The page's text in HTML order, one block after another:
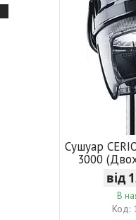
Cушуар
3000
від
В